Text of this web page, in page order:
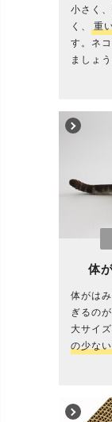
小さく
く、
重
す。ネ
ましょう
体
体がは
ぎるの
大サイ
の少な